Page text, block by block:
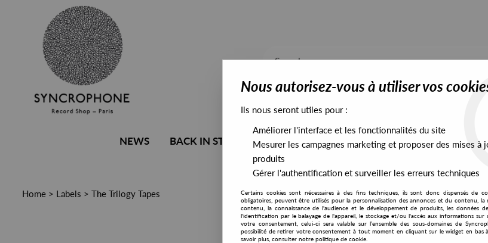
NEWS BACK IN STOCK ALL STOCK EXCLUSIVES PRESALES
Home > Labels > The Trilogy Tapes
Nous autorisez-vous à utiliser vos
Ils nous seront utiles pour :
Améliorer l'interface et les fonctionnalités du site
Mesurer les campagnes marketing et proposer des mises à
produits
Gérer l'authentification et surveiller les erreurs techniques
Certains cookies sont nécessaires à des fins techniques, ils sont donc dispensés de
obligatoires, peuvent être utilisés pour la personnalisation des annonces et du contenu, la
contenu, la connaissance de l'audience et le développement de produits, les données
l'identification par le balayage de l'appareil, le stockage et/ou l'accès aux informations sur
votre consentement, celui-ci sera valable sur l’ensemble des sous-domaines de
possibilité de retirer votre consentement à tout moment en cliquant sur le widget en bas
savoir plus, consulter notre politique de cookie.